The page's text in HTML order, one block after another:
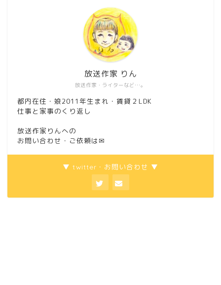
放送作家・ライターなど…。
放送作家 りん
都内在住・娘2011年生まれ・賃貸２LDK
仕事と家事のくり返し
放送作家りんへの
お問い合わせ・ご依頼は ✉
▼ twitter・お問い合わせ ▼